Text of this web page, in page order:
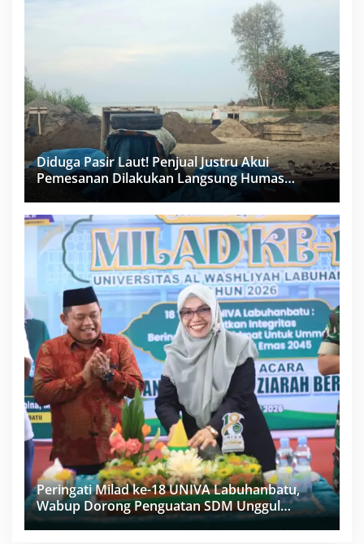
Diduga Pasir Laut! Penjual Justru Akui
Pemesanan Dilakukan Langsung Humas
Peringati Milad ke-18 UNIVA Labuhanbatu,
Wabup Dorong Penguatan SDM Unggul
Menuju Indonesia Emas 2045